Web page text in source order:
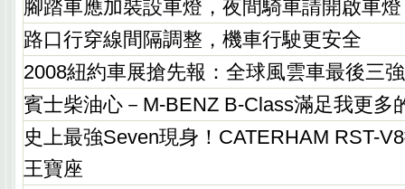
腳踏車應加裝設車燈，夜間騎車請開啟車
路口行穿線間隔調整，機車行駛更安全
2008紐約車展搶先報：全球風雲車最後三
賓士柴油心－M-BENZ B-Class滿足我更多
史上最強Seven現身！CATERHAM RST-
王寶座